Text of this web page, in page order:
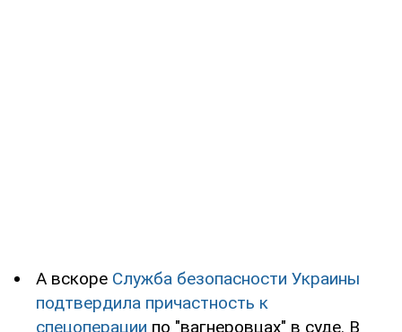
А вскоре Служба безопасности Украины
подтвердила причастность к
спецоперации по "вагнеровцах" в суде. В